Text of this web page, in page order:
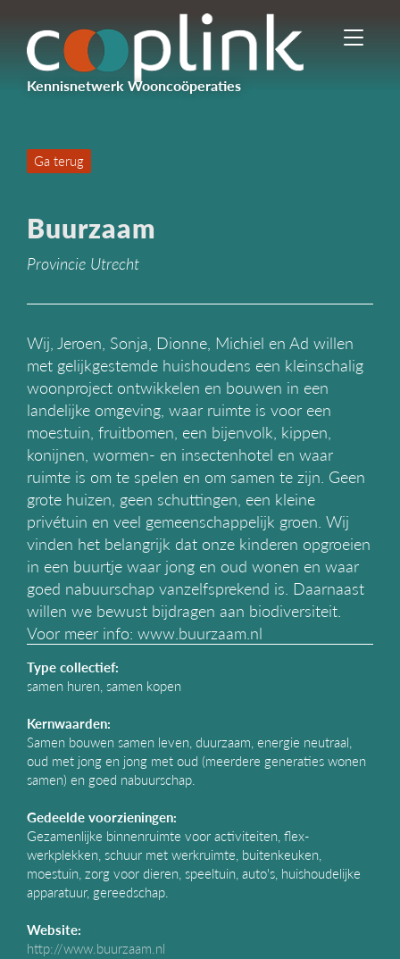
Kennisnetwerk Wooncoöperaties
I
e
a
v
e
Ga terug
Buurzaam
Provincie Utrecht
Wij, Jeroen, Sonja, Dionne, Michiel en Ad willen
met gelijkgestemde huishoudens een kleinschalig
woonproject ontwikkelen en bouwen in een
landelijke omgeving, waar ruimte is voor een
moestuin, fruitbomen, een bijenvolk, kippen,
konijnen, wormen- en insectenhotel en waar
ruimte is om te spelen en om samen te zijn. Geen
grote huizen, geen schuttingen, een kleine
privétuin en veel gemeenschappelijk groen. Wij
vinden het belangrijk dat onze kinderen opgroeien
in een buurtje waar jong en oud wonen en waar
goed nabuurschap vanzelfsprekend is. Daarnaast
willen we bewust bijdragen aan biodiversiteit.
Voor meer info: www.buurzaam.nl
Type collectief:
samen huren, samen kopen
Kernwaarden:
Samen bouwen samen leven, duurzaam, energie neutraal,
oud met jong en jong met oud (meerdere generaties wonen
samen) en goed nabuurschap.
Gedeelde voorzieningen:
Gezamenlijke binnenruimte voor activiteiten, flex-
werkplekken, schuur met werkruimte, buitenkeuken,
moestuin, zorg voor dieren, speeltuin, auto's, huishoudelijke
apparatuur, gereedschap.
Website:
http://www.buurzaam.nl